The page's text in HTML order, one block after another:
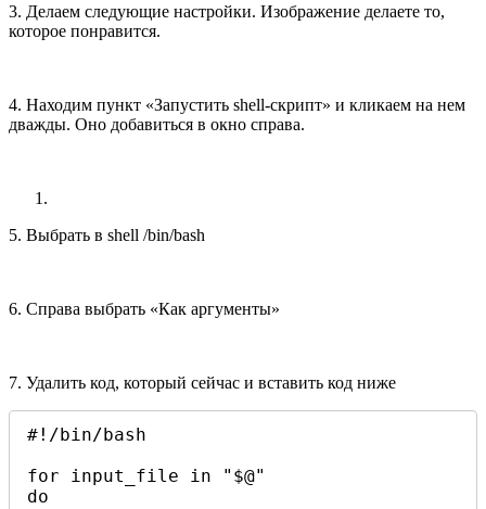
3. Делаем следующие настройки. Изображение делаете то,
которое понравится.
4. Находим пункт «Запустить shell-скрипт» и кликаем на нем
дважды. Оно добавиться в окно справа.
5. Выбрать в shell /bin/bash
6. Справа выбрать «Как аргументы»
7. Удалить код, который сейчас и вставить код ниже
#!/bin/bash
for input_file in "$@"
do